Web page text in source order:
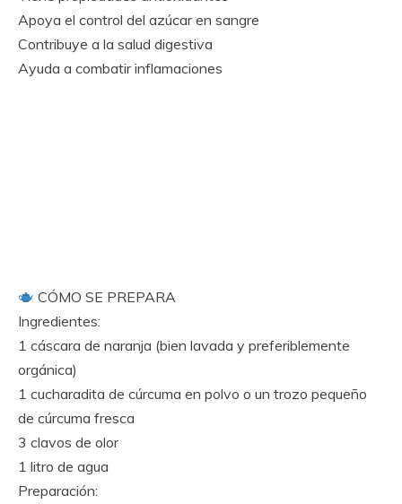
Apoya el control del azúcar en sangre
Contribuye a la salud digestiva
Ayuda a combatir inflamaciones
CÓMO SE PREPARA
Ingredientes:
1 cáscara de naranja (bien lavada y preferiblemente
orgánica)
1 cucharadita de cúrcuma en polvo o un trozo pequeño
de cúrcuma fresca
3 clavos de olor
1 litro de agua
Preparación: